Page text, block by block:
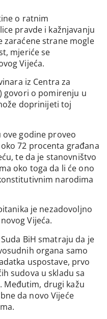
o ratnim
pravde i kažnjavanju
zaraćene strane mogle
mjeriće se
Vijeća.
iz Centra za
govori o pomirenju u
doprinijeti toj
ove godine proveo
72 procenta građana
te da je stanovništvo
oko toga da li će ono
narodima
je nezadovoljno
Vijeća.
BiH smatraju da je
organa samo
uspostave, prvo
sudova u skladu sa
drugi kažu
da novo Vijeće